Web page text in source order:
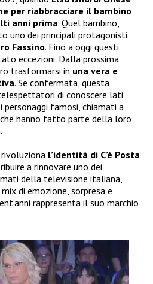
per riabbracciare il bambino
anni prima. Quel bambino,
uno dei principali protagonisti
Fassino. Fino a oggi questi
eccezioni. Dalla prossima
trasformarsi in una vera e
. Se confermata, questa
di conoscere lati
famosi, chiamati a
hanno fatto parte della loro
l’identità di C’è Posta
a rinnovare uno dei
della televisione italiana,
di emozione, sorpresa e
rappresenta il suo marchio